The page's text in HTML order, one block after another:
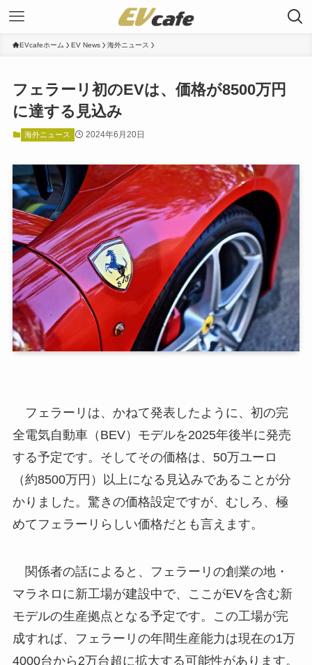
EVcafeホーム EV News 海外ニュース
フェラーリ初のEVは、価格が8500万円
に達する見込み
海外ニュース 2024年6月20日
フェラーリは、かねて発表したように、初の完
全電気自動車（BEV）モデルを2025年後半に発売
する予定です。そしてその価格は、50万ユーロ
（約8500万円）以上になる見込みであることが分
かりました。驚きの価格設定ですが、むしろ、極
めてフェラーリらしい価格だとも言えます。
関係者の話によると、フェラーリの創業の地・
マラネロに新工場が建設中で、ここがEVを含む新
モデルの生産拠点となる予定です。この工場が完
成すれば、フェラーリの年間生産能力は現在の1万
4000台から2万台超に拡大する可能性があります。